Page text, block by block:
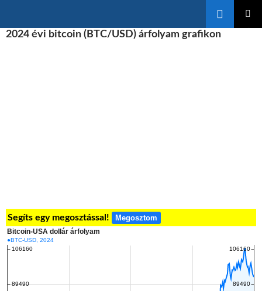
A
2024 évi bitcoin (BTC/USD) árfolyam grafikon
Segíts egy megosztással! Megosztom